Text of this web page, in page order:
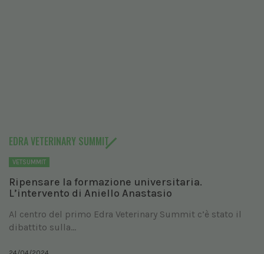
EDRA VETERINARY SUMMIT
VETSUMMIT
Ripensare la formazione universitaria.
L’intervento di Aniello Anastasio
Al centro del primo Edra Veterinary Summit c’è stato il
dibattito sulla...